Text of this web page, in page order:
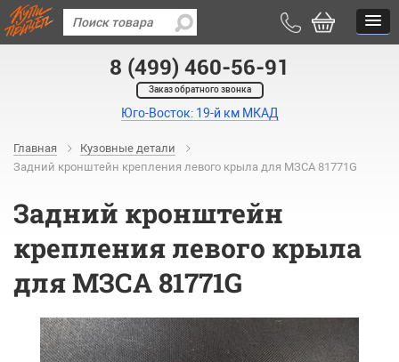
8 (499) 460-56-91
Заказ обратного звонка
Юго-Восток: 19-й км МКАД
Главная
Кузовные детали
Задний кронштейн крепления левого крыла для МЗСА 81771G
Задний кронштейн
крепления левого крыла
для МЗСА 81771G